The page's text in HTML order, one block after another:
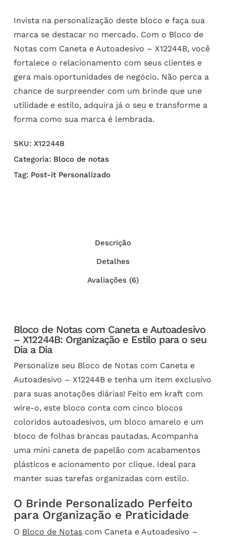
Invista na personalização deste bloco e faça sua
marca se destacar no mercado. Com o Bloco de
Notas com Caneta e Autoadesivo – X12244B, você
fortalece o relacionamento com seus clientes e
gera mais oportunidades de negócio. Não perca a
chance de surpreender com um brinde que une
utilidade e estilo, adquira já o seu e transforme a
forma como sua marca é lembrada.
SKU: X12244B
Categoria: Bloco de notas
Tag: Post-it Personalizado
Descrição
Detalhes
Avaliações (6)
Bloco de Notas com Caneta e Autoadesivo
– X12244B: Organização e Estilo para o seu
Dia a Dia
Personalize seu Bloco de Notas com Caneta e
Autoadesivo – X12244B e tenha um item exclusivo
para suas anotações diárias! Feito em kraft com
wire-o, este bloco conta com cinco blocos
coloridos autoadesivos, um bloco amarelo e um
bloco de folhas brancas pautadas. Acompanha
uma mini caneta de papelão com acabamentos
plásticos e acionamento por clique. Ideal para
manter suas tarefas organizadas com estilo.
O Brinde Personalizado Perfeito
para Organização e Praticidade
O Bloco de Notascom Caneta e Autoadesivo –